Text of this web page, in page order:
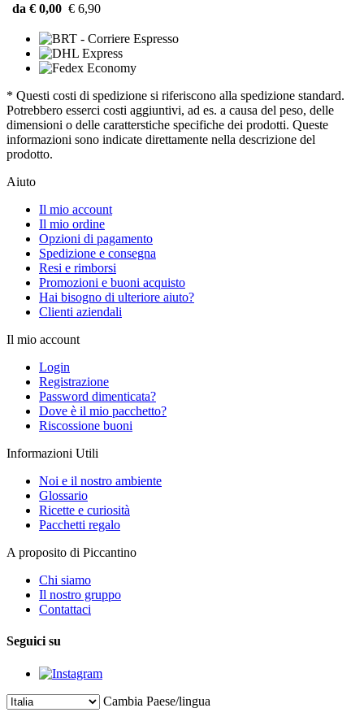
da € 0,00 € 6,90
* Questi costi di spedizione si riferiscono alla spedizione standard.
Potrebbero esserci costi aggiuntivi, ad es. a causa del peso, delle
dimensioni o delle caratterstiche specifiche dei prodotti. Queste
informazioni sono indicate direttamente nella descrizione del
prodotto.
Aiuto
Il mio account
Il mio ordine
Opzioni di pagamento
Spedizione e consegna
Resi e rimborsi
Promozioni e buoni acquisto
Hai bisogno di ulteriore aiuto?
Clienti aziendali
Il mio account
Login
Registrazione
Password dimenticata?
Dove è il mio pacchetto?
Riscossione buoni
Informazioni Utili
Noi e il nostro ambiente
Glossario
Ricette e curiosità
Pacchetti regalo
A proposito di Piccantino
Chi siamo
Il nostro gruppo
Contattaci
Seguici su
Cambia Paese/lingua